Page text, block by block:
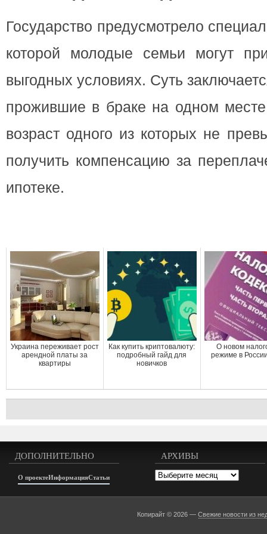
Государство предусмотрело
которой молодые семьи могут
выгодных условиях. Суть
прожившие в браке на одном
возраст одного из которых не
получить компенсацию за
ипотеке.
Украина переживает рост
арендной платы за
квартиры
Как купить криптовалюту:
подробный гайд для
новичков
О новом
режиме в
ДОПОЛНИТЕЛЬНО
О проектеИнформацияСтатьи
АРХИВЫ
Архивы
Копирайт © 2026 —Свежие новости из